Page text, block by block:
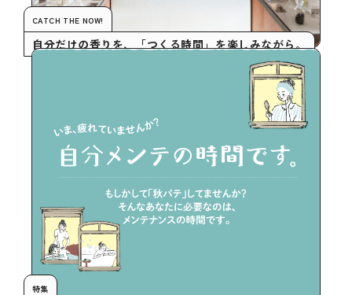
CATCH THE NOW!
自分だけの香りを、「つくる時間」を楽しみながら。
特集